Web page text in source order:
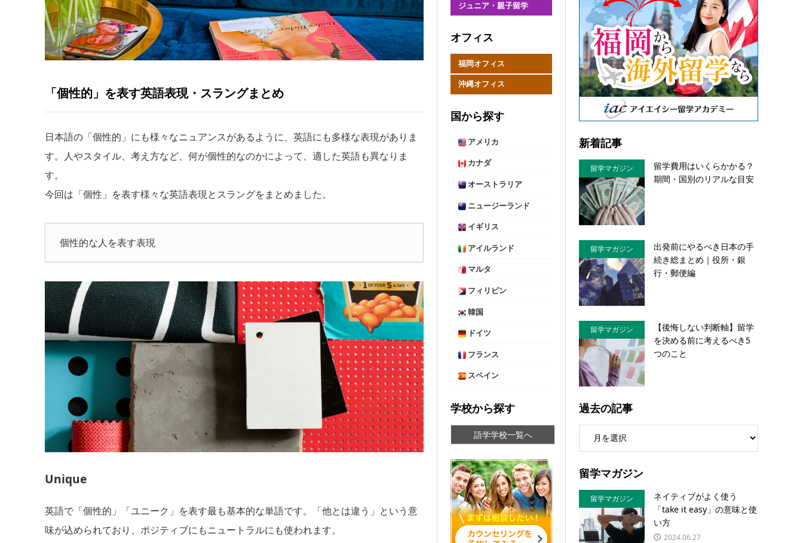
「個性的」を表す英語表現・スラングまとめ
日本語の「個性的」にも様々なニュアンスがあるように、英語にも多様な表現がありま
す。人やスタイル、考え方など、何が個性的なのかによって、適した英語も異なりま
す。
今回は「個性」を表す様々な英語表現とスラングをまとめました。
個性的な人を表す表現
Unique
英語で「個性的」「ユニーク」を表す最も基本的な単語です。「他とは違う」という意
味が込められており、ポジティブにもニュートラルにも使われます。
ジュニア・親子留学
オフィス
福岡オフィス
沖縄オフィス
国から探す
アメリカ
カナダ
オーストラリア
ニュージーランド
イギリス
アイルランド
マルタ
フィリピン
韓国
ドイツ
フランス
スペイン
学校から探す
語学学校一覧へ
新着記事
留学マガジン
留学費用はいくらかかる？
期間・国別のリアルな目安
留学マガジン
出発前にやるべき日本の手
続き総まとめ｜役所・銀
行・郵便編
留学マガジン
【後悔しない判断軸】留学
を決める前に考えるべき5
つのこと
過去の記事
留学マガジン
留学マガジン
ネイティブがよく使う
「take it easy」の意味と使
い方
2024.06.27